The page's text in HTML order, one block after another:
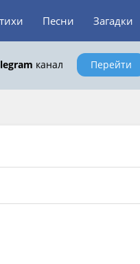
Песни Загадки
канал Перейти